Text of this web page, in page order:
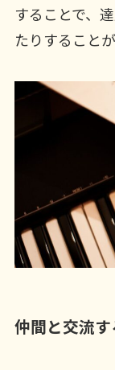
することで、
たりすること
仲間と交流す